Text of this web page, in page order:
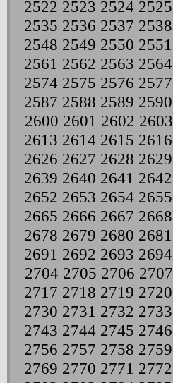
2522 2523 2524 2525
2535 2536 2537 2538
2548 2549 2550 2551
2561 2562 2563 2564
2574 2575 2576 2577
2587 2588 2589 2590
2600 2601 2602 2603
2613 2614 2615 2616
2626 2627 2628 2629
2639 2640 2641 2642
2652 2653 2654 2655
2665 2666 2667 2668
2678 2679 2680 2681
2691 2692 2693 2694
2704 2705 2706 2707
2717 2718 2719 2720
2730 2731 2732 2733
2743 2744 2745 2746
2756 2757 2758 2759
2769 2770 2771 2772